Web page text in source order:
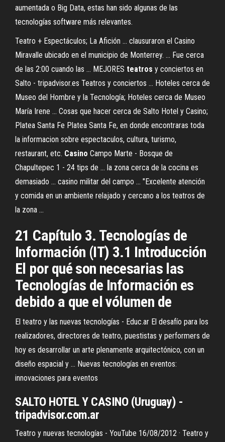
aumentada o Big Data, estas han sido algunas de las
tecnologías software más relevantes.
Teatro + Espectáculos; La Afición ... clausuraron el Casino
Miravalle ubicado en el municipio de Monterrey. ... Fue cerca
de las 2:00 cuando las ... MEJORES teatros y conciertos en
Salto - tripadvisor.es Teatros y conciertos ... Hoteles cerca de
Museo del Hombre y la Tecnología; Hoteles cerca de Museo
María Irene ... Cosas que hacer cerca de Salto Hotel y Casino;
Platea Santa Fe Platea Santa Fe, en donde encontraras toda
la informacion sobre espectaculos, cultura, turismo,
restaurant, etc. Casino Campo Marte - Bosque de
Chapultepec 1 - 24 tips de ... la zona cerca de la cocina es
demasiado ... casino militar del campo ... "Excelente atención
y comida en un ambiente relajado y cercano a los teatros de
la zona ...
21 Capítulo 3. Tecnologías de
Información (IT) 3.1 Introducción
El por qué son necesarias las
Tecnologías de Información es
debido a que el vólumen de
El teatro y las nuevas tecnologías - Educ.ar El desafío para los
realizadores, directores de teatro, puestistas y performers de
hoy es desarrollar un arte plenamente arquitectónico, con un
diseño espacial y ... Nuevas tecnologías en eventos:
innovaciones para eventos
SALTO HOTEL Y CASINO(Uruguay) -
tripadvisor.com.ar
Teatro y nuevas tecnologías - YouTube 16/08/2012 · Teatro y